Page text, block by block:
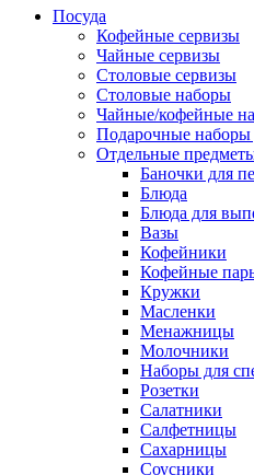
Посуда
Кофейные сервизы
Чайные сервизы
Столовые сервизы
Столовые наборы
Чайные/кофейные
Подарочные наборы
Отдельные
Баночки для
Блюда
Блюда для
Вазы
Кофейники
Кофейные
Кружки
Масленки
Менажницы
Молочники
Наборы для
Розетки
Салатники
Салфетницы
Сахарницы
Соусники